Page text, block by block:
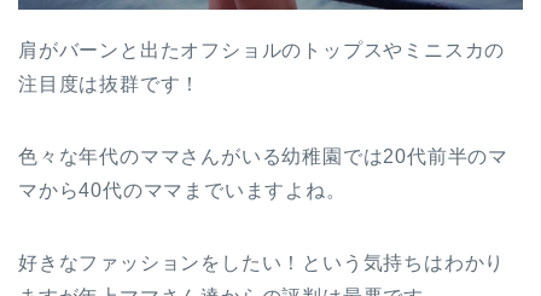
肩がバーンと出たオフショルのトップスやミニスカの
注目度は抜群です！
色々な年代のママさんがいる幼稚園では20代前半のマ
マから40代のママまでいますよね。
好きなファッションをしたい！という気持ちはわかり